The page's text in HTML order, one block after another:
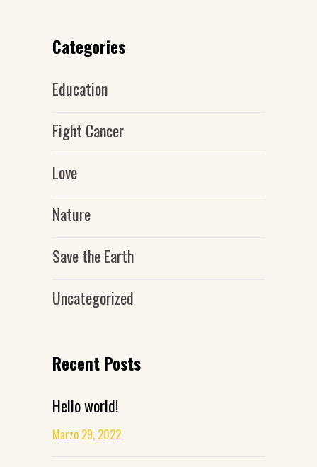
Categories
Education
Fight Cancer
Love
Nature
Save the Earth
Uncategorized
Recent Posts
Hello world!
Marzo 29, 2022